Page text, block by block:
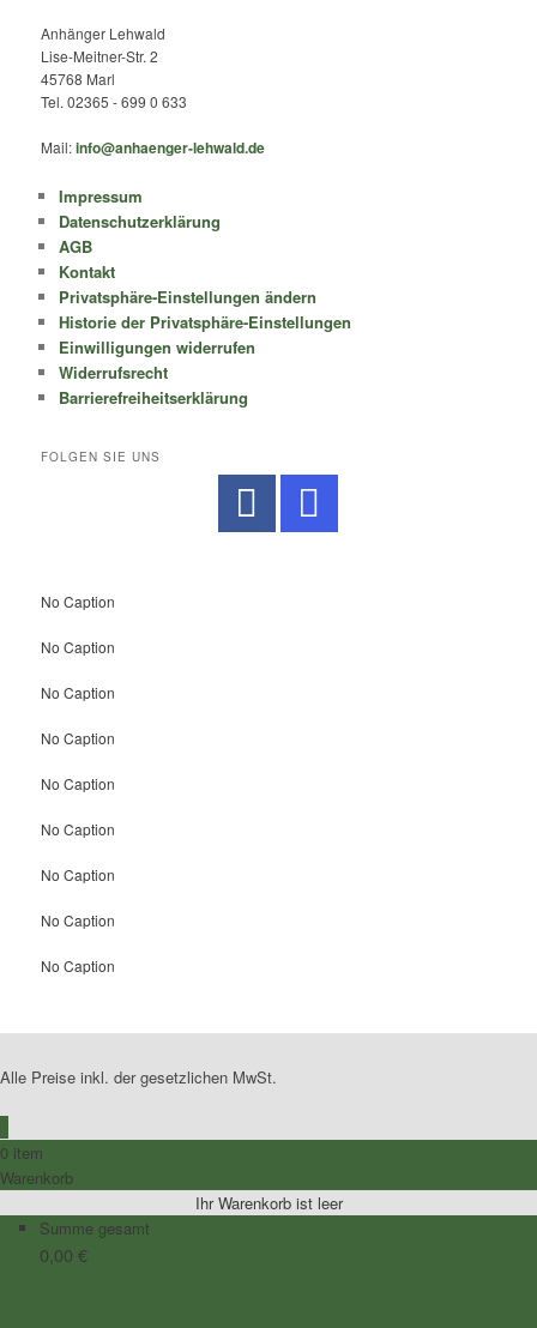
Anhänger Lehwald
Lise-Meitner-Str. 2
45768 Marl
Tel. 02365 - 699 0 633
Mail:info@anhaenger-lehwald.de
Impressum
Datenschutzerklärung
AGB
Kontakt
Privatsphäre-Einstellungen ändern
Historie der Privatsphäre-Einstellungen
Einwilligungen widerrufen
Widerrufsrecht
Barrierefreiheitserklärung
FOLGEN SIE UNS
No Caption
No Caption
No Caption
No Caption
No Caption
No Caption
No Caption
No Caption
No Caption
Alle Preise inkl. der gesetzlichen MwSt.
0 item
Warenkorb
Ihr Warenkorb ist leer
Summe gesamt
0,00 €